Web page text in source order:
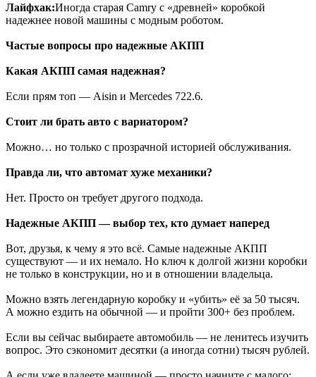
Лайфхак:Иногда старая Camry с «древней» коробкой
надежнее новой машины с модным роботом.
Частые вопросы про надежные АКПП
Какая АКПП самая надежная?
Если прям топ — Aisin и Mercedes 722.6.
Стоит ли брать авто с вариатором?
Можно… но только с прозрачной историей обслуживания.
Правда ли, что автомат хуже механики?
Нет. Просто он требует другого подхода.
Надежные АКПП — выбор тех, кто думает наперед
Вот, друзья, к чему я это всё. Самые надежные АКПП
существуют — и их немало. Но ключ к долгой жизни коробки
не только в конструкции, но и в отношении владельца.
Можно взять легендарную коробку и «убить» её за 50 тысяч.
А можно ездить на обычной — и пройти 300+ без проблем.
Если вы сейчас выбираете автомобиль — не ленитесь изучить
вопрос. Это сэкономит десятки (а иногда сотни) тысяч рублей.